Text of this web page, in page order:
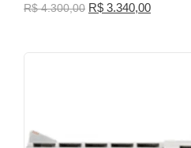
R$4.300,00 R$ 3.340,00